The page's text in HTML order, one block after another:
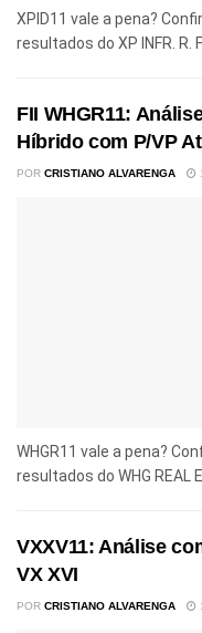
XPID11 vale a pena?
resultados do XP INFR. R.
FII WHGR11:
Híbrido com P/VP
POR CRISTIANO ALVARENGA
WHGR11 vale a pena?
resultados do WHG REAL
VXXV11: Análise
VX XVI
POR CRISTIANO ALVARENGA